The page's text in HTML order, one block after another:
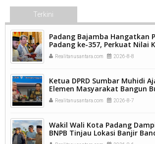
Terkini
Padang Bajamba Hangatkan
Padang ke-357, Perkuat Nilai
dan Identitas Kuliner
Realitanusantara.com 2026-8-8
Ketua DPRD Sumbar Muhidi
Elemen Masyarakat Bangun
Kewaspadaan Dini Demi
Realitanusantara.com 2026-8-7
Wakil Wali Kota Padang
BNPB Tinjau Lokasi Banjir
Percepatan Penanganan